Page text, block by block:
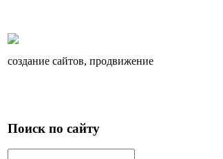
создание сайтов, продвижение
Поиск по сайту